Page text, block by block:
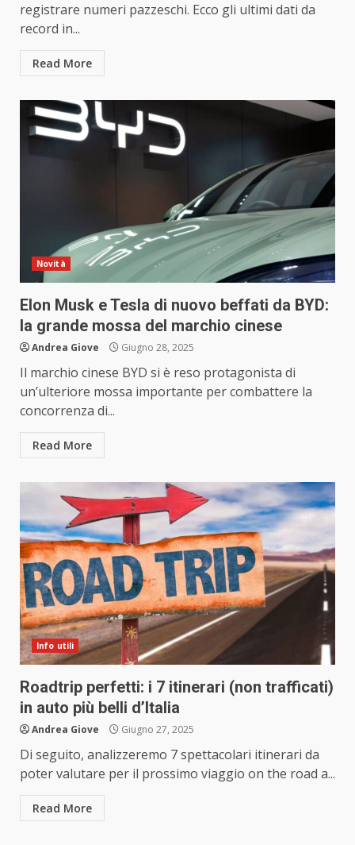
registrare numeri pazzeschi. Ecco gli ultimi dati da
record in...
Read More
Novità
Elon Musk e Tesla di nuovo beffati da BYD:
la grande mossa del marchio cinese
Andrea Giove Giugno 28, 2025
Il marchio cinese BYD si è reso protagonista di
un’ulteriore mossa importante per combattere la
concorrenza di...
Read More
Info utili
Roadtrip perfetti: i 7 itinerari (non trafficati)
in auto più belli d’Italia
Andrea Giove Giugno 27, 2025
Di seguito, analizzeremo 7 spettacolari itinerari da
poter valutare per il prossimo viaggio on the road a...
Read More